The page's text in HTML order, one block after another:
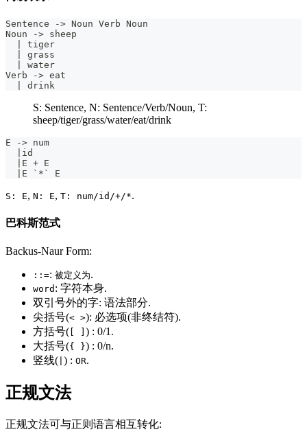
Sentence -> Noun Verb Noun
Noun
-> sheep
tiger
grass
water
Verb
-> eat
drink
S: Sentence, N: Sentence/Verb/Noun, T:
sheep/tiger/grass/water/eat/drink
E -> num
id
E + E
E ` * ` E
S: E, N: E, T: num/id/+/*.
巴科斯范式
Backus-Naur Form:
::=: 被定义为.
word : 字符本身.
双引号外的字: 语法部分.
尖括号(< >): 必选项(非终结符).
方括号(
) : 0/1.
大括号({ }) : 0/n.
竖线( ) : OR.
正规文法
正规文法可与正则语言相互转化: